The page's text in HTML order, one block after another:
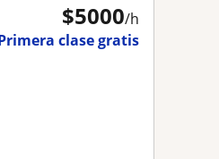
$5000/h
clase gratis